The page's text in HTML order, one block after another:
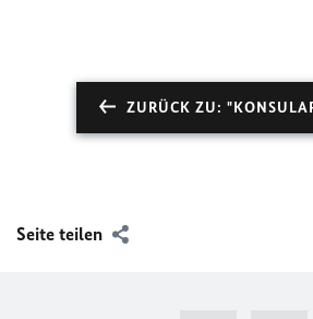
ZURÜCK ZU:
Seite teilen